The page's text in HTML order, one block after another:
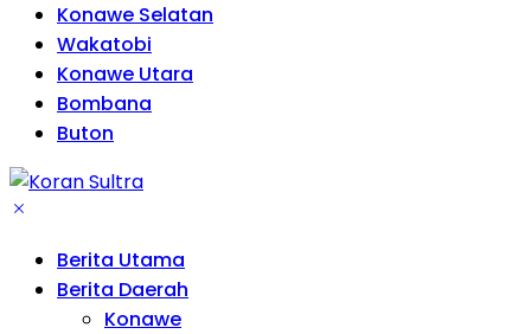
Konawe Selatan
Wakatobi
Konawe Utara
Bombana
Buton
Berita Utama
Berita Daerah
Konawe